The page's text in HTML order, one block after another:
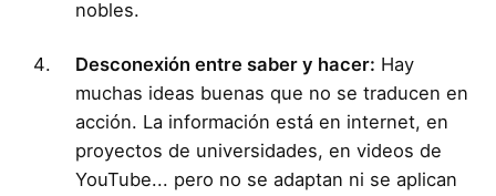
nobles.
Desconexión entre saber y hacer: Hay
muchas ideas buenas que no se traducen en
acción. La información está en internet, en
proyectos de universidades, en videos de
YouTube... pero no se adaptan ni se aplican